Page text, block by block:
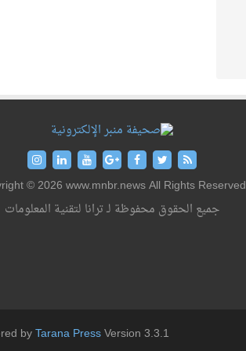
© 2026 www.mnbr.news All Rights
جميع الحقوق محفوظة لـ ترانا لتقنية المعلومات
byTarana PressVersion 3.3.1